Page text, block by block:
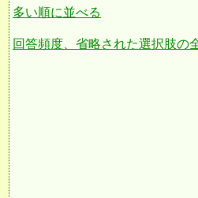
多い順に並べる
回答頻度、省略された選択肢の